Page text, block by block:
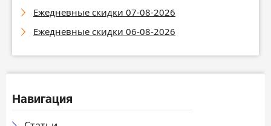
Ежедневные скидки 07-08-2026
Ежедневные скидки 06-08-2026
Навигация